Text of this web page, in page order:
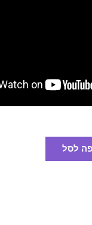
לסל